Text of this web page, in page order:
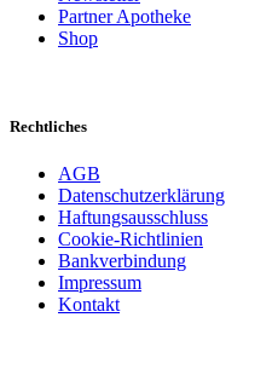
Partner Apotheke
Shop
Rechtliches
AGB
Datenschutzerklärung
Haftungsausschluss
Cookie-Richtlinien
Bankverbindung
Impressum
Kontakt